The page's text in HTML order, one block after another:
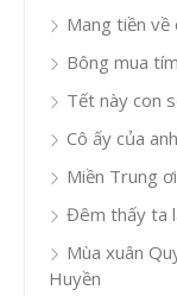
Mang tiền về
Bông mua
Tết này con
Cô ấy của
Miền Trung
Đêm thấy ta
Mùa xuân
Huyền